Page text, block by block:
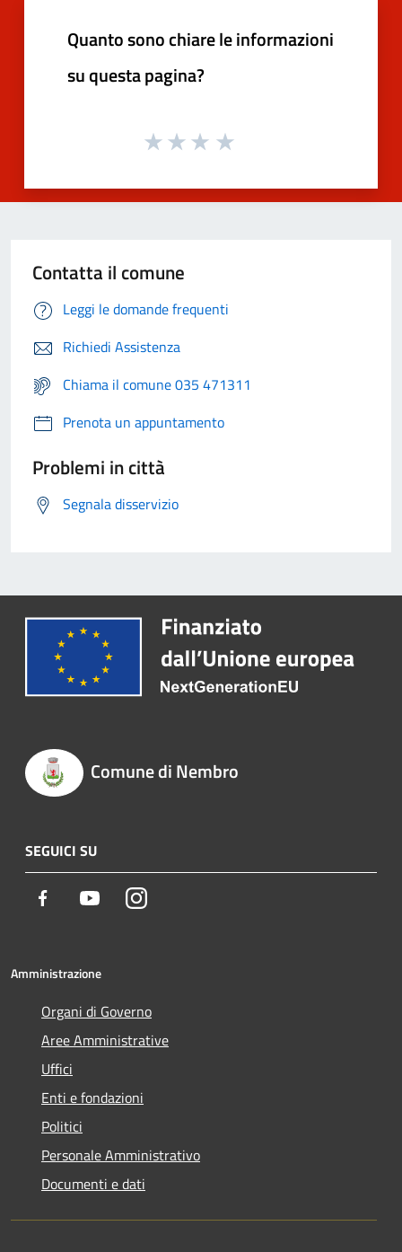
Quanto sono chiare le informazioni
su questa pagina?
Contatta il comune
Leggi le domande frequenti
Richiedi Assistenza
Chiama il comune 035 471311
Prenota un appuntamento
Problemi in città
Segnala disservizio
Comune di Nembro
SEGUICI SU
Facebook YoutubeInstagram
Amministrazione
Organi di Governo
Aree Amministrative
Uffici
Enti e fondazioni
Politici
Personale Amministrativo
Documenti e dati